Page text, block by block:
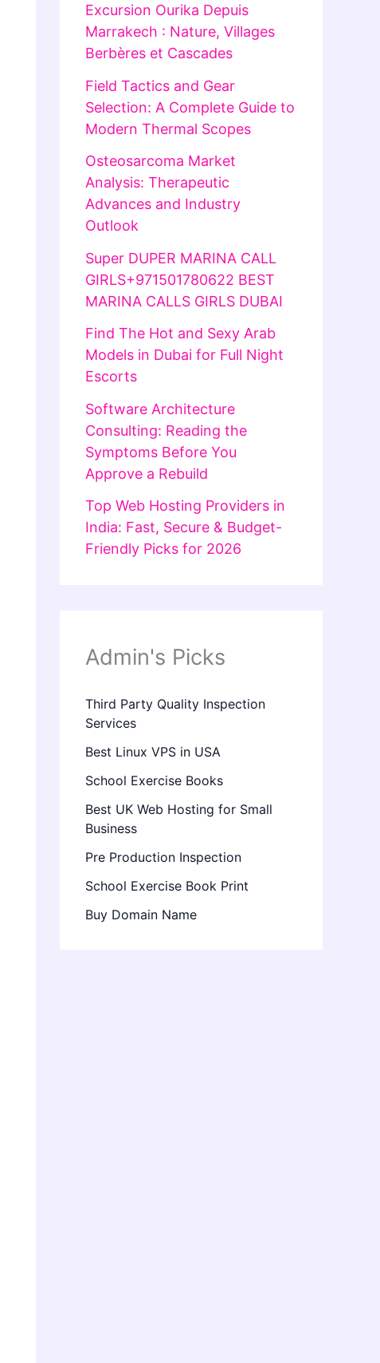
Excursion Ourika Depuis
Marrakech : Nature, Villages
Berbères et Cascades
Field Tactics and Gear
Selection: A Complete Guide to
Modern Thermal Scopes
Osteosarcoma Market
Analysis: Therapeutic
Advances and Industry
Outlook
Super DUPER MARINA CALL
GIRLS+971501780622 BEST
MARINA CALLS GIRLS DUBAI
Find The Hot and Sexy Arab
Models in Dubai for Full Night
Escorts
Software Architecture
Consulting: Reading the
Symptoms Before You
Approve a Rebuild
Top Web Hosting Providers in
India: Fast, Secure & Budget-
Friendly Picks for 2026
Admin's Picks
Third Party Quality Inspection
Services
Best Linux VPS in USA
School Exercise Books
Best UK Web Hosting for Small
Business
Pre Production Inspection
School Exercise Book Print
Buy Domain Name